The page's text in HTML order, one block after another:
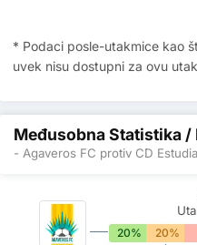
* Podaci posle-utakmice kao
uvek nisu dostupni za ovu
Međusobna Statistika /
- Agaveros FC protiv CD
20% 20%